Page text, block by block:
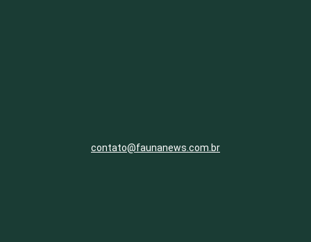
contato@faunanews.com.br